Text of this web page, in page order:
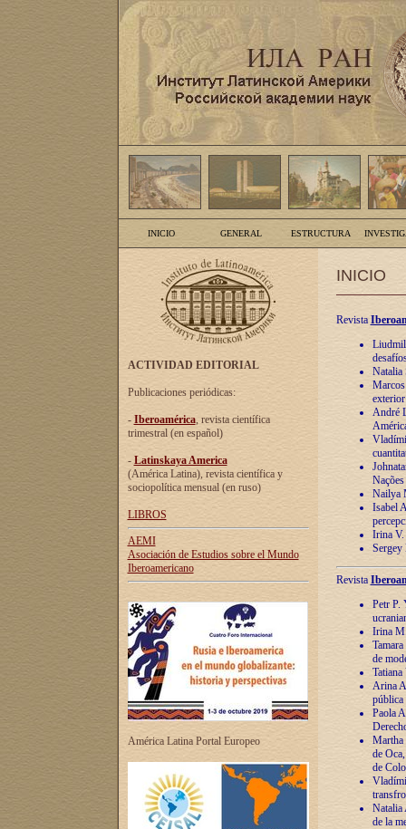
INICIO GENERAL ESTRUCTURA
ACTIVIDAD EDITORIAL
Publicaciones periódicas:
- Iberoamérica, revista científica
trimestral (en español)
- Latinskaya America
(América Latina), revista científica y
sociopolítica mensual (en ruso)
LIBROS
AEMI
Asociación de Estudios sobre el Mundo
Iberoamericano
América Latina Portal Europeo
INICIO
Revista
Natalia
André
Nailya
Isabel
Irina V.
Sergey
Revista
Petr P.
Irina
de
Arina
pública
Paola
Martha
de
de
Natalia
de la